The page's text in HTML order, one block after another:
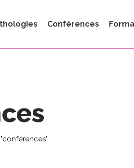
Conférences